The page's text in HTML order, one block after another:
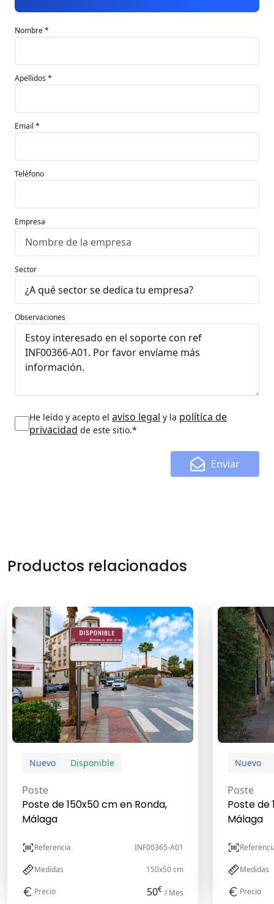
Nombre *
Apellidos *
Email *
Teléfono
Empresa
Sector
Observaciones
He leído y acepto el aviso legal y la política de
privacidad de este sitio.*
Enviar
Productos relacionados
Nuevo Disponible
Poste
Poste de 150x50 cm en Ronda,
Málaga
Referencia INF00365-A01
Medidas 150x50 cm
Precio 50€ / Mes
Nuevo
Poste
Poste de
Málaga
Medidas
Precio